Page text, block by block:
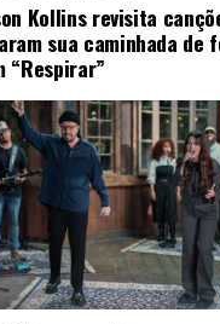
Kollins revisita
sua caminhada de
“Respirar”